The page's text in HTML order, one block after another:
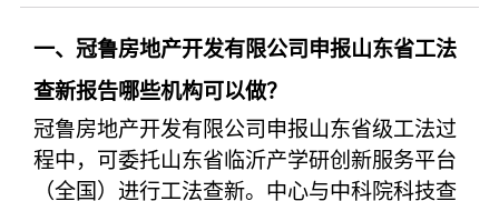
一、冠鲁房地产开发有限公司申报山东省工法
查新报告哪些机构可以做？
冠鲁房地产开发有限公司申报山东省级工法过
程中，可委托山东省临沂产学研创新服务平台
（全国）进行工法查新。中心与中科院科技查